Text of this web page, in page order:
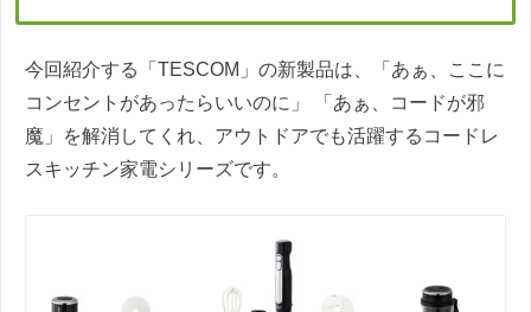
今回紹介する「TESCOM」の新製品は、「あぁ、ここに
コンセントがあったらいいのに」 「あぁ、コードが邪
魔」を解消してくれ、アウトドアでも活躍するコードレ
スキッチン家電シリーズです。